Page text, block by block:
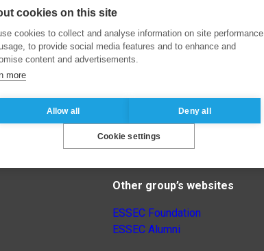
Other group’s websites
ESSEC Foundation
ESSEC Alumni
cookies on this site
cookies to collect and analyse information on site performance
to provide social media features and to enhance and
content and advertisements.
more
Allow all Deny all
Cookie settings